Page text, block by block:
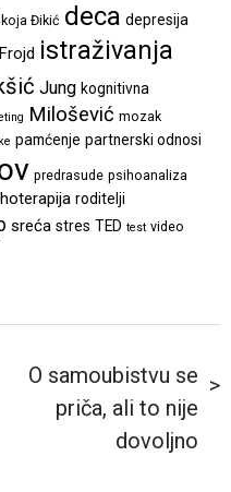
Đikić deca depresija
Frojd istraživanja
Jung kognitivna
Milošević mozak
pamćenje partnerski odnosi
predrasude psihoanaliza
roditelji
sreća stres TED test video
O samoubistvu se
priča, ali to nije
dovoljno